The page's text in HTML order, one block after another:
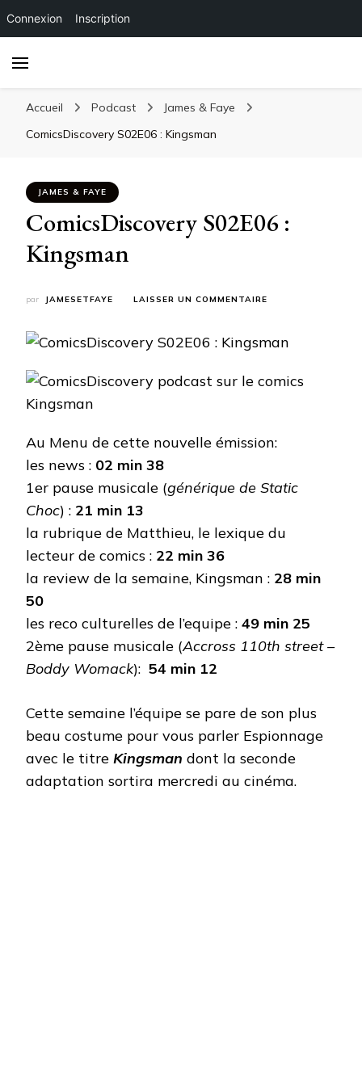
Connexion Inscription
Accueil Podcast
James & Faye
ComicsDiscovery S02E06 : Kingsman
JAMES & FAYE
ComicsDiscovery S02E06 :
Kingsman
par JAMESETFAYE LAISSER UN COMMENTAIRE
:
Au Menu de cette nouvelle émission:
les news : 02 min 38
1er pause musicale (générique de Static
Choc) : 21 min 13
la rubrique de Matthieu, le lexique du
lecteur de comics : 22 min 36
la review de la semaine, Kingsman : 28 min
50
les reco culturelles de l’equipe : 49 min 25
2ème pause musicale (Accross 110th street –
Boddy Womack): 54 min 12
Cette semaine l’équipe se pare de son plus
beau costume pour vous parler Espionnage
avec le titre Kingsman dont la seconde
adaptation sortira mercredi au cinéma.